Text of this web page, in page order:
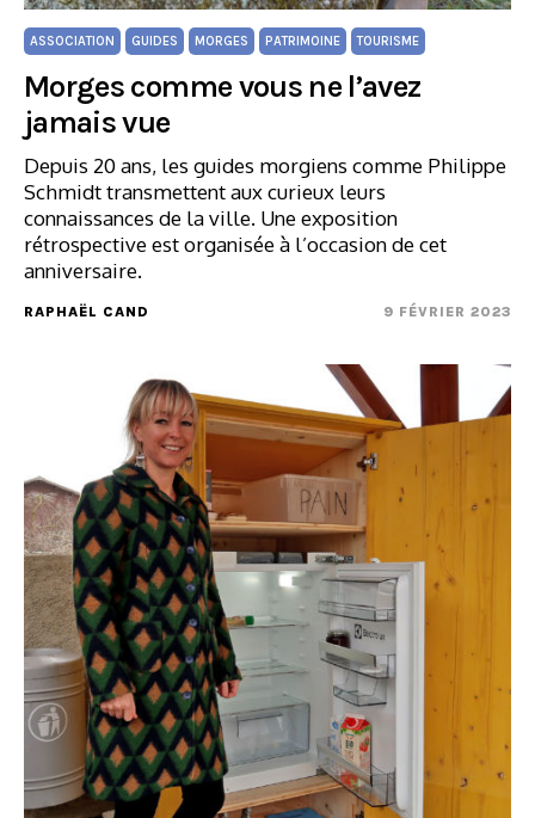
ASSOCIATION GUIDES MORGES PATRIMOINE TOURISME
Morges comme vous ne l’avez
jamais vue
Depuis 20 ans, les guides morgiens comme Philippe
Schmidt transmettent aux curieux leurs
connaissances de la ville. Une exposition
rétrospective est organisée à l’occasion de cet
anniversaire.
RAPHAËL CAND 9 FÉVRIER 2023